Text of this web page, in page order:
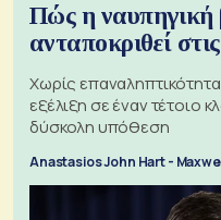
Πώς η ναυπηγική
ανταποκριθεί
Χωρίς
εξέλιξη σε έναν τέτοιο
δύσκολη υπόθεση
Anastasios John Hart -